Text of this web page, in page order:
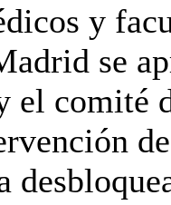
y
se
el comité